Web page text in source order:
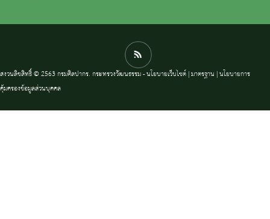
สงวนลิขสิทธิ์ © 2563 กรมศิลปากร. กระทรวงวัฒนธรรม -นโยบายเว็บไซต์|มาตรฐาน |นโยบายการ
คุ้มครองข้อมูลส่วนบุคคล